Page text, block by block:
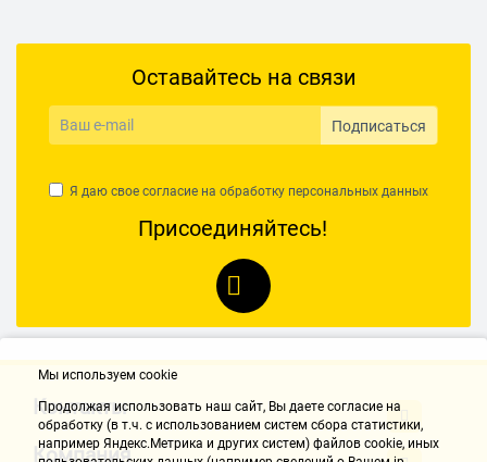
Оставайтесь на связи
Подписаться
Я даю свое согласие на обработку персональных данных
Присоединяйтесь!
Контакты
Компания
Мы используем cookie
Продолжая использовать наш cайт, Вы даете согласие на
обработку (в т.ч. с использованием систем сбора статистики,
например Яндекс.Метрика и других систем) файлов cookie, иных